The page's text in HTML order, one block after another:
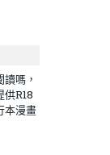
嗎，
供R18
本漫畫